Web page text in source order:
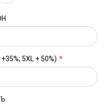
5XL + 50%)